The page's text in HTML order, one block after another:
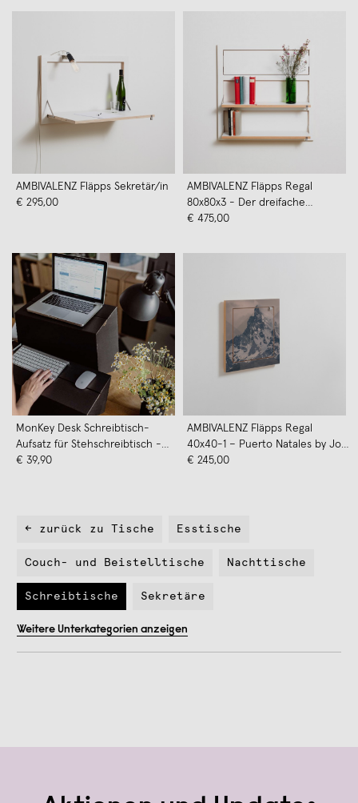
AMBIVALENZ Fläpps Sekretär/in
€ 295,00
AMBIVALENZ Fläpps Regal
80x80x3 - Der dreifache
Klappberger
€ 475,00
MonKey Desk Schreibtisch-
Aufsatz für Stehschreibtisch -
Größe L | ROOM IN A BOX
€ 39,90
AMBIVALENZ Fläpps Regal
40x40-1 – Puerto Natales by Joe
Mania
€ 245,00
← zurück zu Tische Esstische
Couch- und Beistelltische Nachttische
Schreibtische Sekretäre
Weitere Unterkategorien anzeigen